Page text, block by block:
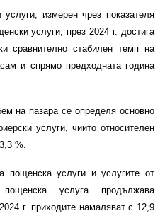
измерен чрез показателя
услуги, през 2024 г. достига
сравнително стабилен темп на
и спрямо предходната година
на пазара се определя основно
услуги, чиито относителен
%.
пощенска услуги и услугите от
услуга продължава
г. приходите намаляват с 12,9